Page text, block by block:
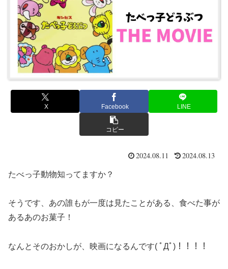
X Facebook LINE
コピー
2024.08.11 2024.08.13
たべっ子動物知ってますか？
そうです、あの誰もが一度は見たことがある、食べた事が
あるあのお菓子！
なんとそのおかしが、映画になるんです( ﾟДﾟ)！！！！